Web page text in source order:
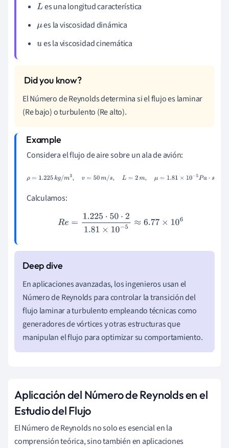
Les una longitud característica
μes la viscosidad dinámica
ues la viscosidad cinemática
El Número de Reynolds determina si el flujo es laminar
(Re bajo) o turbulento (Re alto).
Considera el flujo de aire sobre un ala de avión:
ρ=1.225kg m3,v=50m/ ,L=2m,μ 1.81 ×10−5 Pa⋅s
Calculamos:
Re=1.225⋅50⋅21.81×10−5≈ 6.77 ×106
En aplicaciones avanzadas, los ingenieros usan el
Número de Reynolds para controlar la transición del
flujo laminar a turbulento empleando técnicas como
generadores de vórtices y otras estructuras que
manipulan el flujo para optimizar su comportamiento.
Aplicación del Número de Reynolds en el
Estudio del Flujo
El Número de Reynolds no solo es esencial en la
comprensión teórica, sino también en aplicaciones